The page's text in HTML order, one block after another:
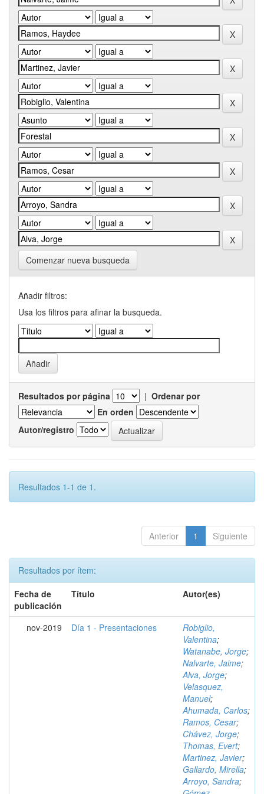
Comenzar nueva busqueda
Añadir filtros:
Usa los filtros para afinar la busqueda.
Resultados por página | Ordenar por
En orden
Autor/registro
Resultados 1-1 de 1.
Anterior 1 Siguiente
Resultados por ítem:
Fecha de
publicación
Título Autor(es)
nov-2019 Día 1 - Presentaciones
Robiglio,
Valentina;
Watanabe, Jorge;
Nalvarte, Jaime;
Alva, Jorge;
Velasquez,
Manuel;
Ahumada, Carlos;
Ramos, Cesar;
Chávez, Jorge;
Thomas, Evert;
Martinez, Javier;
Gallardo, Mirella;
Arroyo, Sandra;